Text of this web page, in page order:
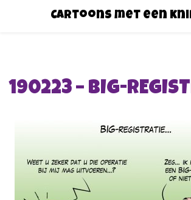
Cartoons met een
190223 – BIG-